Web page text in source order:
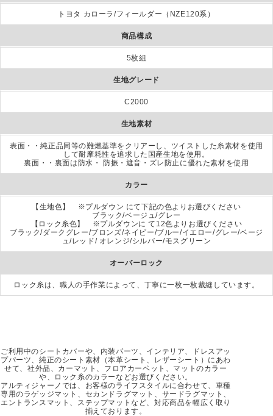
トヨタ カローラ/フィールダー（NZE120系）
商品構成
5枚組
生地グレード
C2000
生地素材
表面・・純正品同等の難燃基準をクリアーし、ツイストした糸素材を使用
して耐摩耗性を追求した国産生地を使用。
裏面・・裏面は防水・ 防振・遮音・ズレ防止に優れた素材を使用
カラー
【生地色】 ※プルダウン にて下記の色よりお選びください
ブラック/ベージュ/グレー
【ロック糸色】 ※プルダウンに て12色よりお選びください
ブラック/ダークグレー/ブロンズ/ネイビー/ブルー/イエロー/グレー/ベージ
ュ/レッド/ オレンジ/シルバー/モスグリーン
オーバーロック
ロック糸は、職人の手作業によって、丁寧に一枚一枚裁縫しています。
ご利用中のシートカバーや、内装パーツ、インテリア、ドレスアッ
プパーツ、純正のシート素材（本革シート、レザーシート）にあわ
せて、社外品、カーマット、フロアカーペット、マットのカラー
や、ロック糸のカラーなどお選びください。
アルティジャーノでは、お客様のライフスタイルに合わせて、車種
専用のラゲッジマット、セカンドラグマット、サードラグマット、
エントランスマット、ステップマットなど、対応商品を幅広く取り
揃えております。